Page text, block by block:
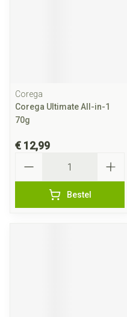
Corega
Corega Ultimate All-in-1
70g
€ 12,99
Bestel